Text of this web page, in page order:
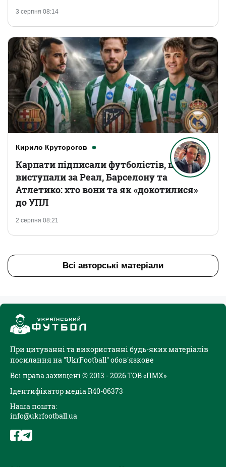
3 серпня 08:14
Кирило Круторогов
2 серпня 08:21
Карпати підписали футболістів, що
виступали за Реал, Барселону та
Атлетико: хто вони та як «докотилися»
до УПЛ
Всі авторські матеріали
При цитуванні та використанні будь-яких матеріалів
посилання на "UkrFootball" обов'язкове
Всі права захищені © 2013 - 2026 ТОВ «ПМХ»
Ідентифікатор медіа R40-06373
Наша пошта:
info@ukrfootball.ua